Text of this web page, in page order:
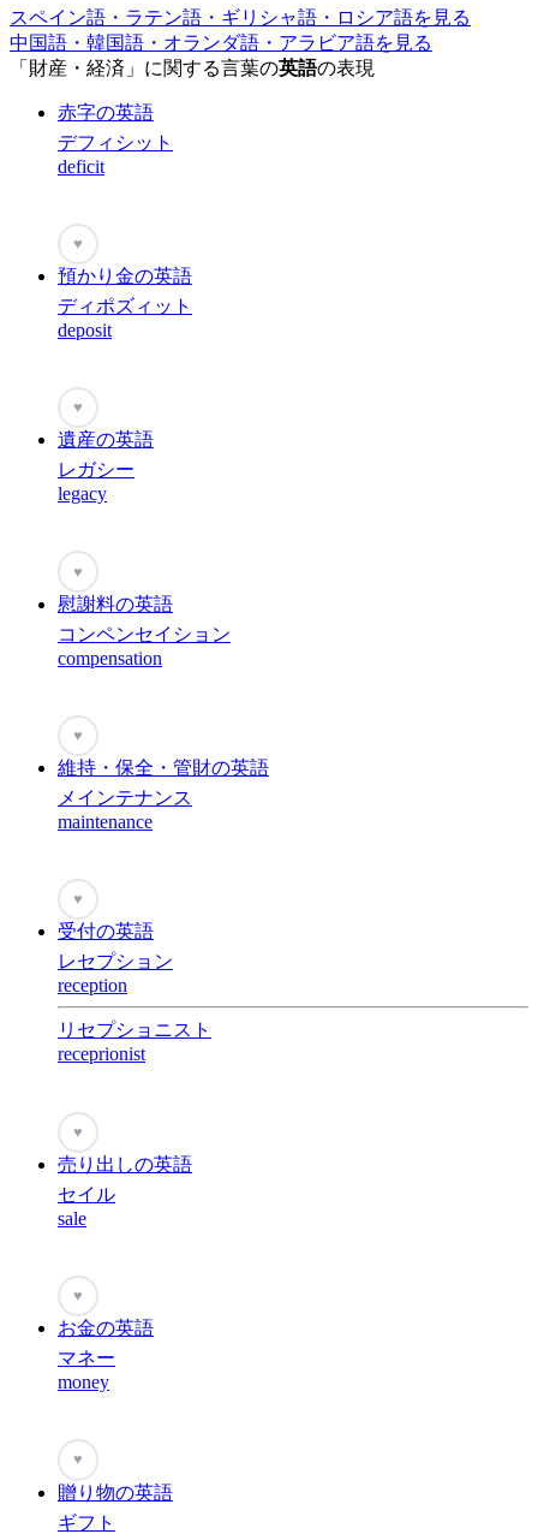
スペイン語・ラテン語・ギリシャ語・ロシア語を見る
中国語・韓国語・オランダ語・アラビア語を見る
「財産・経済」に関する言葉の英語の表現
赤字の英語
デフィシット
deficit
♥
預かり金の英語
ディポズィット
deposit
♥
遺産の英語
レガシー
legacy
♥
慰謝料の英語
コンペンセイション
compensation
♥
維持・保全・管財の英語
メインテナンス
maintenance
♥
受付の英語
レセプション
reception
リセプショニスト
receprionist
♥
売り出しの英語
セイル
sale
♥
お金の英語
マネー
money
♥
贈り物の英語
ギフト